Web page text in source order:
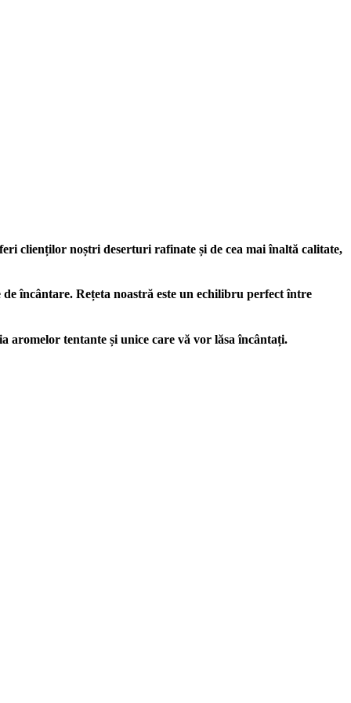
clienților noștri deserturi rafinate și de cea mai înaltă calitate,
încântare. Rețeta noastră este un echilibru perfect între
aromelor tentante și unice care vă vor lăsa încântați.